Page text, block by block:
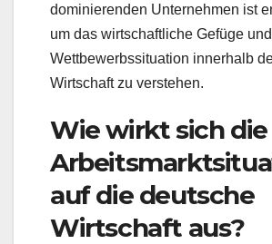
dominierenden Unternehmen ist
um das wirtschaftliche Gefüge
Wettbewerbssituation innerhalb
Wirtschaft zu verstehen.
Wie wirkt sich die
auf die deutsche
Wirtschaft aus?